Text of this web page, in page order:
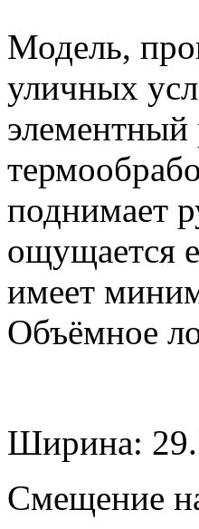
Модель,
уличных
элементный
поднимает
ощущается
имеет
Объёмное
Ширина:
Смещение